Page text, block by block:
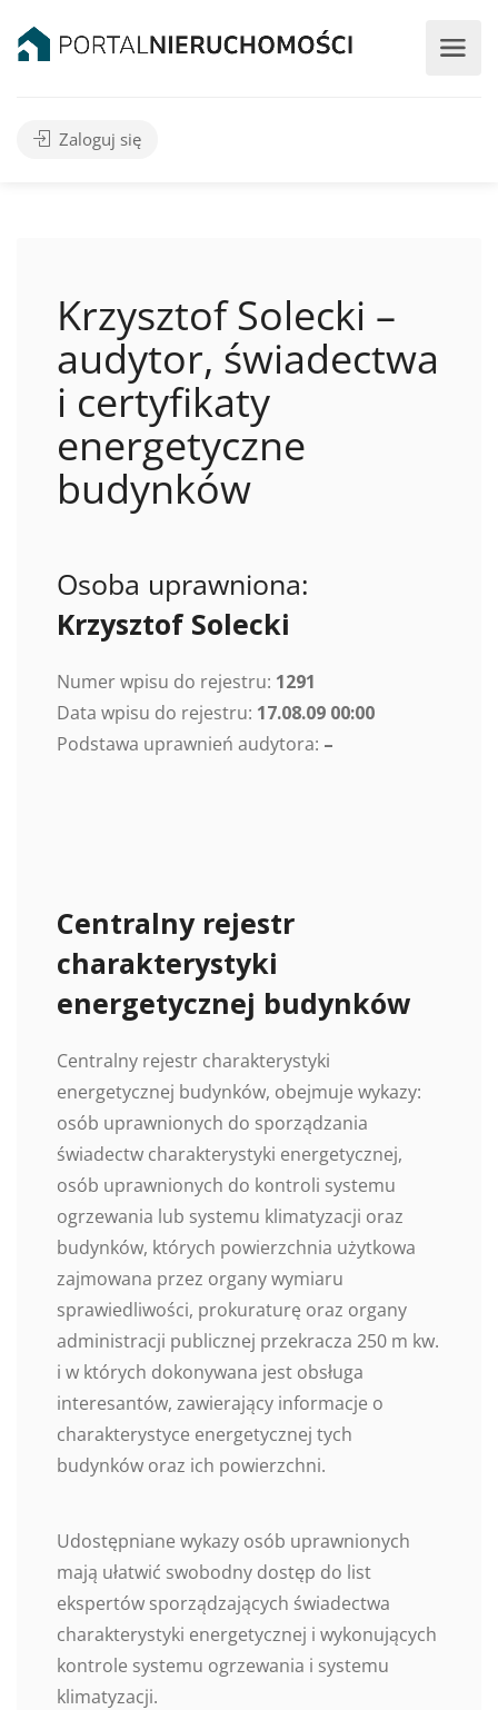
Zaloguj się
Krzysztof Solecki –
audytor, świadectwa
i certyfikaty
energetyczne
budynków
Osoba uprawniona:
Krzysztof Solecki
Numer wpisu do rejestru: 1291
Data wpisu do rejestru: 17.08.09 00:00
Podstawa uprawnień audytora: –
Centralny rejestr
charakterystyki
energetycznej budynków
Centralny rejestr charakterystyki
energetycznej budynków, obejmuje wykazy:
osób uprawnionych do sporządzania
świadectw charakterystyki energetycznej,
osób uprawnionych do kontroli systemu
ogrzewania lub systemu klimatyzacji oraz
budynków, których powierzchnia użytkowa
zajmowana przez organy wymiaru
sprawiedliwości, prokuraturę oraz organy
administracji publicznej przekracza 250 m kw.
i w których dokonywana jest obsługa
interesantów, zawierający informacje o
charakterystyce energetycznej tych
budynków oraz ich powierzchni.
Udostępniane wykazy osób uprawnionych
mają ułatwić swobodny dostęp do list
ekspertów sporządzających świadectwa
charakterystyki energetycznej i wykonujących
kontrole systemu ogrzewania i systemu
klimatyzacji.